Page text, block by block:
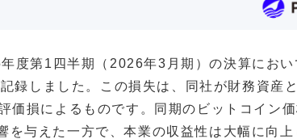
度第1四半期（2026年3月期）の決算にお
録しました。この損失は、同社が財務資産
価損によるものです。同期のビットコイン
を与えた一方で、本業の収益性は大幅に向上